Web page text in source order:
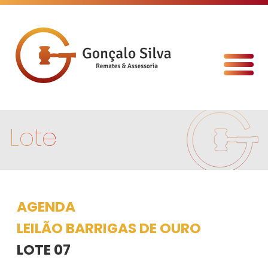
Lote
AGENDA
LEILÃO BARRIGAS DE OURO
LOTE 07